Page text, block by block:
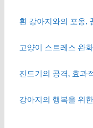
흰 강아지와의 포옹,
고양이 스트레스 완
진드기의 공격, 효과
강아지의 행복을 위